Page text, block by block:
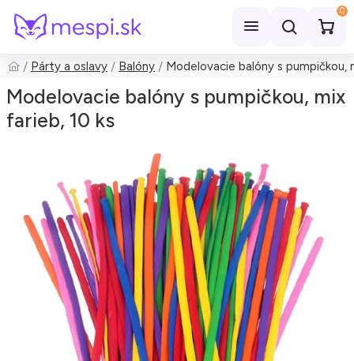
0
Hľadať
Párty a oslavy Balóny Modelovacie balóny s pumpičkou,
Modelovacie balóny s pumpičkou, mix
farieb, 10 ks